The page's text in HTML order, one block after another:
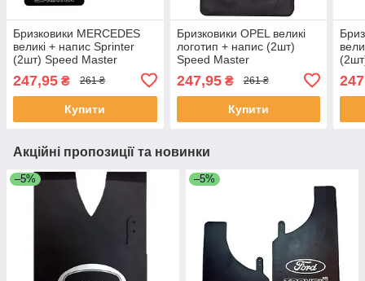
Бризковики MERCEDES
великі + напис Sprinter
(2шт) Speed Master
247,95 ₴ 261 ₴
Купити
Бризковики OPEL великі
логотип + напис (2шт)
Speed Master
247,95₴ 261 ₴
Купити
Акційні пропозиції та новинки
–5% –5%